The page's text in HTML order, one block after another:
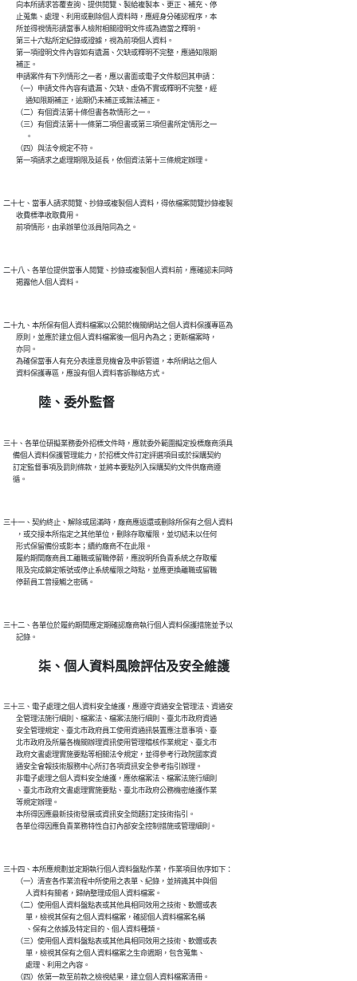
        向本所請求答覆查詢、提供閱覽、製給複製本、更正、補充、停
        止蒐集、處理、利用或刪除個人資料時，應經身分確認程序，本
        所並得視情形請當事人檢附相關證明文件或為適當之釋明。
        第三十六點所定紀錄或證據，視為前項個人資料。
        第一項證明文件內容如有遺漏、欠缺或釋明不完整，應通知限期
        補正。
        申請案件有下列情形之一者，應以書面或電子文件駁回其申請：
        （一）申請文件內容有遺漏、欠缺、虛偽不實或釋明不完整，經
              通知限期補正，逾期仍未補正或無法補正。
        （二）有個資法第十條但書各款情形之一。
        （三）有個資法第十一條第二項但書或第三項但書所定情形之一
              。
        （四）與法令規定不符。
二十七、當事人請求閱覽、抄錄或複製個人資料，得依檔案閱覽抄錄複製
        收費標準收取費用。
二十八、各單位提供當事人閱覽、抄錄或複製個人資料前，應確認未同時
二十九、本所保有個人資料檔案以公開於機關網站之個人資料保護專區為
        原則，並應於建立個人資料檔案後一個月內為之；更新檔案時，
        亦同。
        為確保當事人有充分表達意見機會及申訴管道，本所網站之個人
陸、委外監督
三十、各單位研擬業務委外招標文件時，應就委外範圍擬定投標廠商須具
      備個人資料保護管理能力，於招標文件訂定評選項目或於採購契約
      訂定監督事項及罰則條款，並將本要點列入採購契約文件供廠商遵
三十一、契約終止、解除或屆滿時，廠商應返還或刪除所保有之個人資料
        ，或交接本所指定之其他單位，刪除存取權限，並切結未以任何
        形式保留備份或影本；續約廠商不在此限。
        履約期間廠商員工離職或留職停薪，應說明所負責系統之存取權
        限及完成鎖定帳號或停止系統權限之時點，並應更換離職或留職
三十二、各單位於履約期間應定期確認廠商執行個人資料保護措施並予以
柒、個人資料風險評估及安全維護
三十三、電子處理之個人資料安全維護，應遵守資通安全管理法、資通安
        全管理法施行細則、檔案法、檔案法施行細則、臺北市政府資通
        安全管理規定、臺北市政府員工使用資通訊裝置應注意事項、臺
        北市政府及所屬各機關辦理資訊使用管理稽核作業規定、臺北市
        政府文書處理實施要點等相關法令規定，並得參考行政院國家資
        通安全會報技術服務中心所訂各項資訊安全參考指引辦理。
        非電子處理之個人資料安全維護，應依檔案法、檔案法施行細則
        、臺北市政府文書處理實施要點、臺北市政府公務機密維護作業
        等規定辦理。
        本所得因應最新技術發展或資訊安全問題訂定技術指引。
三十四、本所應規劃並定期執行個人資料盤點作業，作業項目依序如下：
        （一）清查各作業流程中所使用之表單、紀錄，並辨識其中與個
              人資料有關者，歸納整理成個人資料檔案。
        （二）使用個人資料盤點表或其他具相同效用之技術、軟體或表
              單，檢視其保有之個人資料檔案，確認個人資料檔案名稱
              、保有之依據及特定目的、個人資料種類。
        （三）使用個人資料盤點表或其他具相同效用之技術、軟體或表
              單，檢視其保有之個人資料檔案之生命週期，包含蒐集、
              處理、利用之內容。
        （四）依第一款至前款之檢視結果，建立個人資料檔案清冊。